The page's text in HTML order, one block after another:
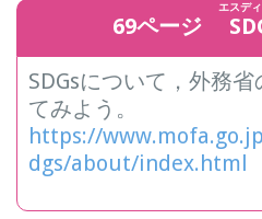
69ページ
エスデ
SDGsについて，外務
てみよう。
https://
dgs/about/index.html